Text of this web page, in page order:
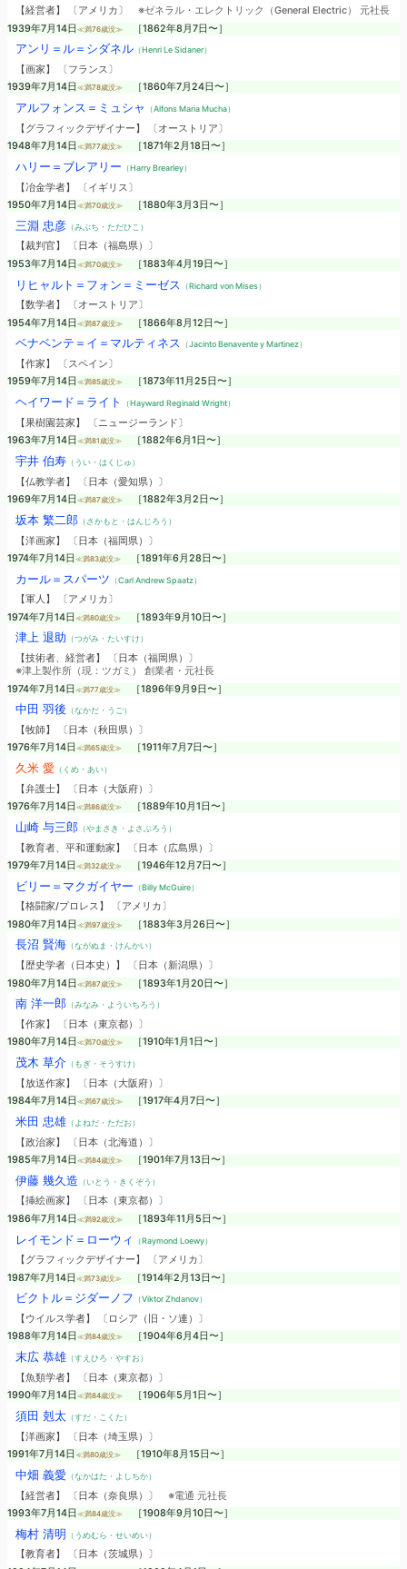
【経営者】 〔アメリカ〕 ※ゼネラル・エレクトリック（General Electric） 元社長
1939年7月14日 ≪満76歳没≫ ［1862年8月7日〜］
アンリ＝ル＝シダネル（Henri Le Sidaner）
【画家】 〔フランス〕
1939年7月14日 ≪満78歳没≫ ［1860年7月24日〜］
アルフォンス＝ミュシャ （Alfons Maria Mucha）
【グラフィックデザイナー】 〔オーストリア〕
1948年7月14日 ≪満77歳没≫ ［1871年2月18日〜］
ハリー＝ブレアリー （Harry Brearley）
【冶金学者】 〔イギリス〕
1950年7月14日 ≪満70歳没≫ ［1880年3月3日〜］
三淵 忠彦（みぶち・ただひこ）
【裁判官】 〔日本（福島県）〕
1953年7月14日 ≪満70歳没≫ ［1883年4月19日〜］
リヒャルト＝フォン＝ミーゼス （Richard von Mises）
【数学者】 〔オーストリア〕
1954年7月14日 ≪満87歳没≫ ［1866年8月12日〜］
ベナベンテ＝イ＝マルティネス （Jacinto Benavente y Martinez）
【作家】 〔スペイン〕
1959年7月14日 ≪満85歳没≫ ［1873年11月25日〜］
ヘイワード＝ライト （Hayward Reginald Wright）
【果樹園芸家】 〔ニュージーランド〕
1963年7月14日 ≪満81歳没≫ ［1882年6月1日〜］
宇井 伯寿（うい・はくじゅ）
【仏教学者】 〔日本（愛知県）〕
1969年7月14日 ≪満87歳没≫ ［1882年3月2日〜］
坂本 繁二郎（さかもと・はんじろう）
【洋画家】 〔日本（福岡県）〕
1974年7月14日 ≪満83歳没≫ ［1891年6月28日〜］
カール＝スパーツ （Carl Andrew Spaatz）
【軍人】 〔アメリカ〕
1974年7月14日 ≪満80歳没≫ ［1893年9月10日〜］
津上 退助 （つがみ・たいすけ）
【技術者、経営者】 〔日本（福岡県）〕
※津上製作所（現：ツガミ） 創業者・元社長
1974年7月14日 ≪満77歳没≫ ［1896年9月9日〜］
中田 羽後 （なかだ・うご）
【牧師】 〔日本（秋田県）〕
1976年7月14日 ≪満65歳没≫ ［1911年7月7日〜］
久米 愛（くめ・あい）
【弁護士】 〔日本（大阪府）〕
1976年7月14日 ≪満86歳没≫ ［1889年10月1日〜］
山崎 与三郎（やまさき・よさぶろう）
【教育者、平和運動家】 〔日本（広島県）〕
1979年7月14日 ≪満32歳没≫ ［1946年12月7日〜］
ビリー＝マクガイヤー （Billy McGuire）
【格闘家/プロレス】 〔アメリカ〕
1980年7月14日 ≪満97歳没≫ ［1883年3月26日〜］
長沼 賢海（ながぬま・けんかい）
【歴史学者（日本史）】 〔日本（新潟県）〕
1980年7月14日 ≪満87歳没≫ ［1893年1月20日〜］
南 洋一郎（みなみ・よういちろう）
【作家】 〔日本（東京都）〕
1980年7月14日 ≪満70歳没≫ ［1910年1月1日〜］
茂木 草介（もぎ・そうすけ）
【放送作家】 〔日本（大阪府）〕
1984年7月14日 ≪満67歳没≫ ［1917年4月7日〜］
米田 忠雄（よねだ・ただお）
【政治家】 〔日本（北海道）〕
1985年7月14日 ≪満84歳没≫ ［1901年7月13日〜］
伊藤 幾久造 （いとう・きくぞう）
【挿絵画家】 〔日本（東京都）〕
1986年7月14日 ≪満92歳没≫ ［1893年11月5日〜］
レイモンド＝ローウィ （Raymond Loewy）
【グラフィックデザイナー】 〔アメリカ〕
1987年7月14日 ≪満73歳没≫ ［1914年2月13日〜］
ビクトル＝ジダーノフ （Viktor Zhdanov）
【ウイルス学者】 〔ロシア（旧・ソ連）〕
1988年7月14日 ≪満84歳没≫ ［1904年6月4日〜］
末広 恭雄（すえひろ・やすお）
【魚類学者】 〔日本（東京都）〕
1990年7月14日 ≪満84歳没≫ ［1906年5月1日〜］
須田 剋太（すだ・こくた）
【洋画家】 〔日本（埼玉県）〕
1991年7月14日 ≪満80歳没≫ ［1910年8月15日〜］
中畑 義愛（なかはた・よしちか）
【経営者】 〔日本（奈良県）〕 ※電通 元社長
1993年7月14日 ≪満84歳没≫ ［1908年9月10日〜］
梅村 清明 （うめむら・せいめい）
【教育者】 〔日本（茨城県）〕